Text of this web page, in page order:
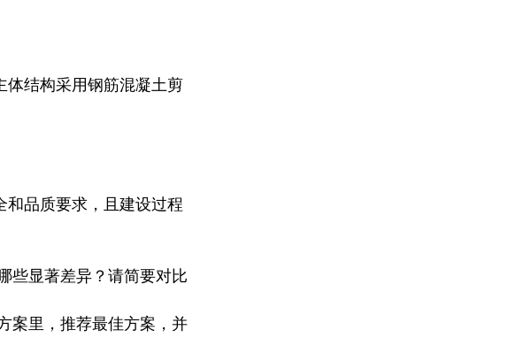
体结构采用钢筋混凝土剪
和品质要求，且建设过程
些显著差异？请简要对比
案里，推荐最佳方案，并